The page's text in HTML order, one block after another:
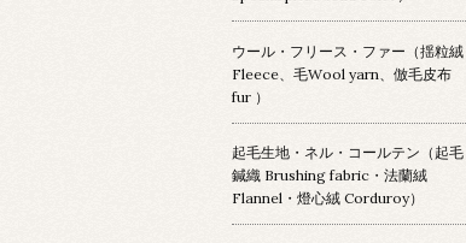
ウール・フリース・ファー（揺粒絨
Fleece、毛Wool yarn、倣毛皮布
fur ）
起毛生地・ネル・コールテン（起毛
鍼織 Brushing fabric・法蘭絨
Flannel・燈心絨 Corduroy）